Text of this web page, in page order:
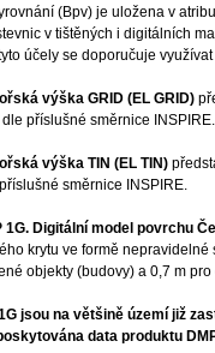
(Bpv) je uložena v
v tištěných i digitálních
účely se doporučuje
výška GRID (EL GRID)
příslušné směrnice INSPIRE.
výška TIN (EL TIN)
směrnice INSPIRE.
Digitální model povrchu
krytu ve formě
objekty (budovy) a 0,7 m
jsou na většině území již
data produktu